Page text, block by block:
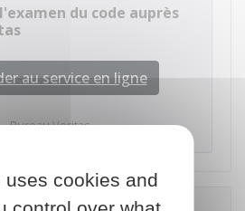
du code auprès
au service en ligne
Bureau Veritas
uses cookies and